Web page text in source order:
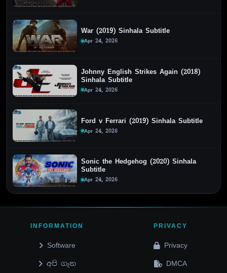
War (2019) Sinhala Subtitle
Apr 24, 2026
Johnny English Strikes Again (2018)
Sinhala Subtitle
Apr 24, 2026
Ford v Ferrari (2019) Sinhala Subtitle
Apr 24, 2026
Sonic the Hedgehog (2020) Sinhala
Subtitle
Apr 24, 2026
INFORMATION
Software
අපි ගැන
PRIVACY
Privacy
DMCA